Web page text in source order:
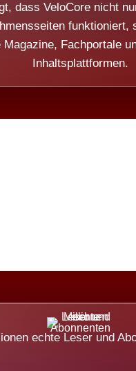
dass VeloCore nicht
funktioniert,
Magazine, Fachportale
Inhaltsplattformen.
echte Leser und